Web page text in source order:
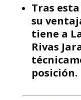
Tras
su
tiene a
Rivas
posición.